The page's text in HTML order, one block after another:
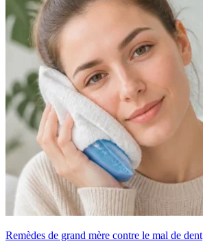
Remèdes de grand mère contre le mal de dent